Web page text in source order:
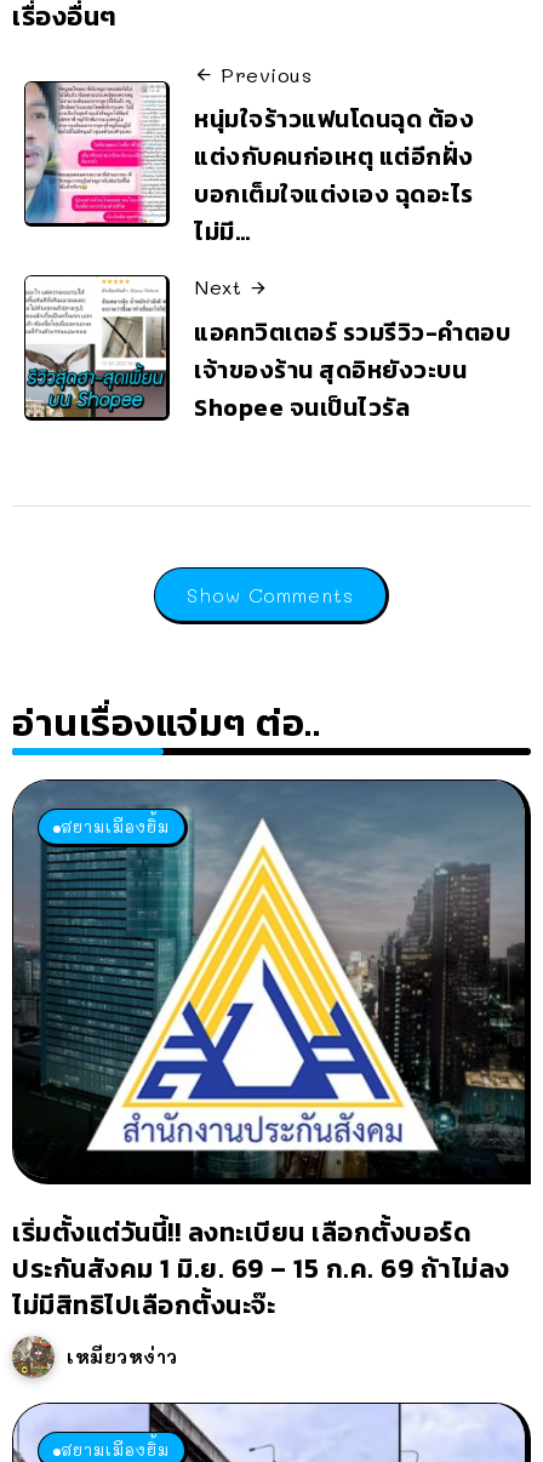
เรื่องอื่นๆ
Previous
หนุ่มใจร้าวแฟนโดนฉุด ต้อง
แต่งกับคนก่อเหตุ แต่อีกฝั่ง
บอกเต็มใจแต่งเอง ฉุดอะไร
ไม่มี…
Next
แอคทวิตเตอร์ รวมรีวิว-คำตอบ
เจ้าของร้าน สุดอิหยังวะบน
Shopee จนเป็นไวรัล
Show Comments
อ่านเรื่องแจ่มๆ ต่อ..
สยามเมืองยิ้ม
เริ่มตั้งแต่วันนี้!! ลงทะเบียน เลือกตั้งบอร์ด
ประกันสังคม 1 มิ.ย. 69 – 15 ก.ค. 69 ถ้าไม่ลง
ไม่มีสิทธิไปเลือกตั้งนะจ๊ะ
เหมียวหง่าว
สยามเมืองยิ้ม